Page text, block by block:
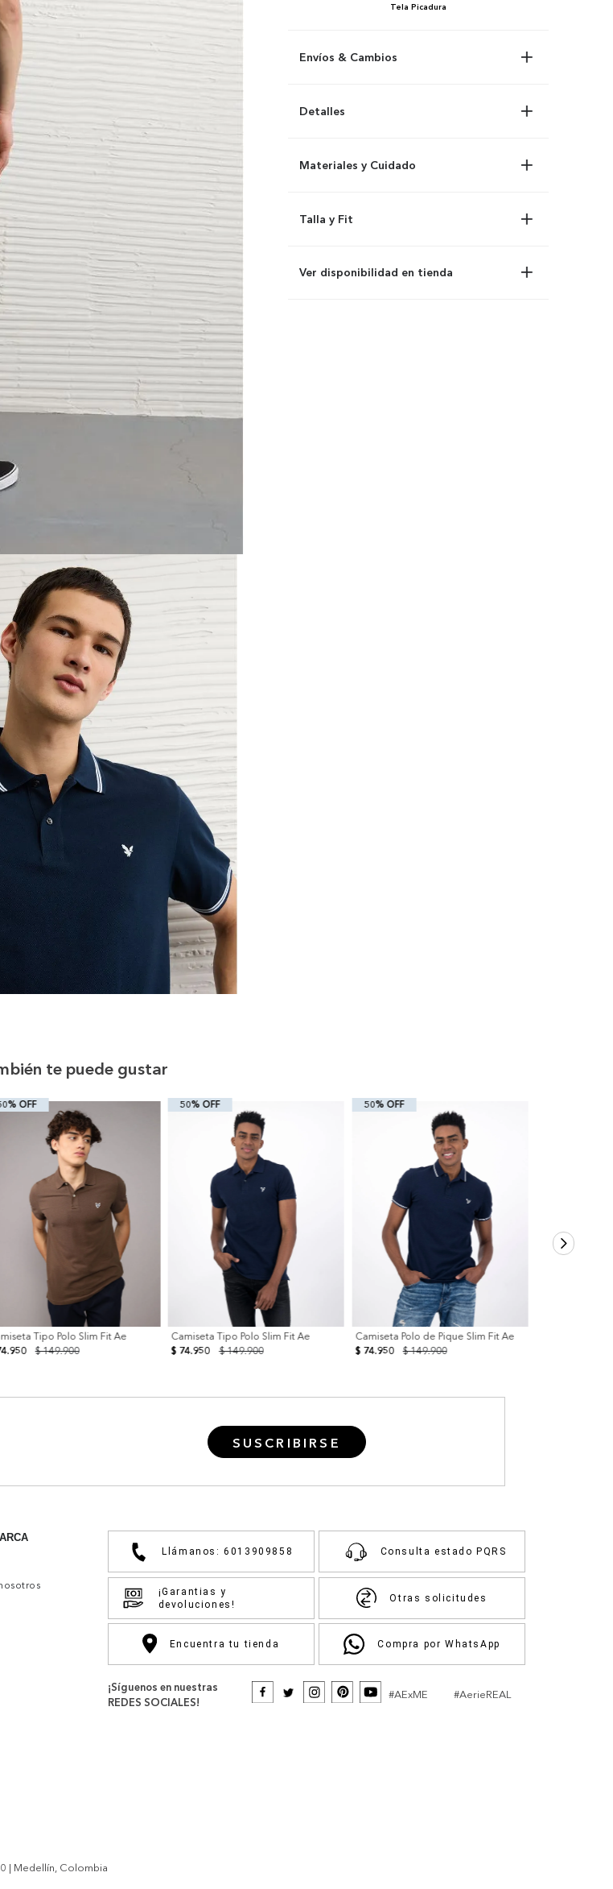
Tela Picadura
Envíos & Cambios
Detalles
Materiales y Cuidado
Talla y Fit
Ver disponibilidad en tienda
te puede gustar
OFF
Tipo Polo Slim Fit Ae
$ 149.900
50% OFF
Camiseta Tipo Polo Slim Fit Ae
$ 149.900
$ 74.950
50% OFF
Camiseta Polo de Pique Slim Fit Ae
$ 149.900
$ 74.950
SUSCRIBIRSE
Llámanos: 6013909858 Consulta estado PQRS
¡Garantias y
devoluciones!
Otras solicitudes
Encuentra tu tienda Compra por WhatsApp
¡Síguenos en nuestras
REDES SOCIALES!
#AExME #AerieREAL
| Medellín, Colombia